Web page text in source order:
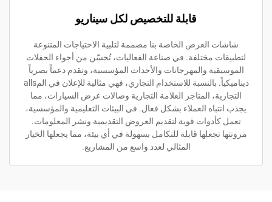
قابلة للتخصيص لكل سيناريو
الخاصة بنا مصممة لتلبية الاحتياجات المتنوعة
مختلفة. في صناعة الفعاليات، تُحسّن من أجواء الحفلات
والمهرجانات والأحداث المؤسسية، وتقدم دعماً بصرياً
ديناميكياً. بالنسبة للاستخدام التجاري، فهي مثالية للإعلان في المalls
المتاجر العلامة التجارية وصالات عرض السيارات، مما
العملاء بشكل فعال. في البيئات التعليمية والمؤسسية،
قوية لتقديم العروض التقديمية ونشر المعلومات.
قابلة للتكامل بسهولة في أي بيئة، مما يجعلها الخيار
المثالي لعدد واسع من المشاريع.